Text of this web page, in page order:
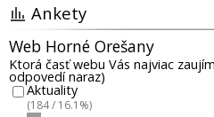
Ankety
Web Horné Orešany
Ktorá časť webu Vás najviac
odpovedí naraz)
Aktuality
(184 / 16.1%)